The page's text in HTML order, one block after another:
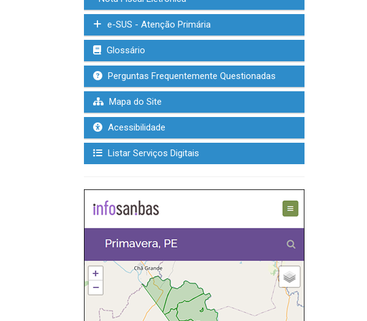
e-SUS - Atenção Primária
Glossário
Perguntas Frequentemente Questionadas
Mapa do Site
Acessibilidade
Listar Serviços Digitais